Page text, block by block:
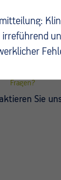
Fragen?
Sie
irreführend